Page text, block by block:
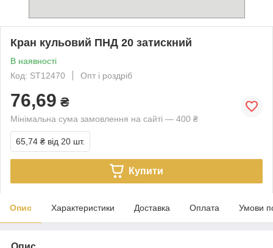
Кран кульовий ПНД 20 затискний
В наявності
Код: ST12470
Опт і роздріб
76,69 ₴
Мінімальна сума замовлення на сайті — 400 ₴
65,74 ₴ від 20 шт.
Купити
Опис Характеристики Доставка Оплата Умови